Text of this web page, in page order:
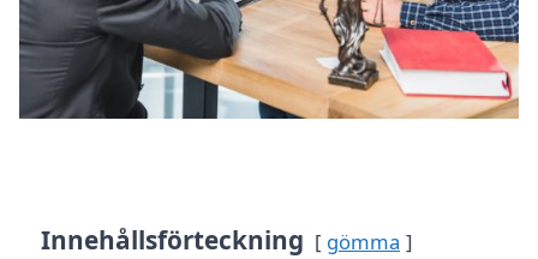
Innehållsförteckning gömma